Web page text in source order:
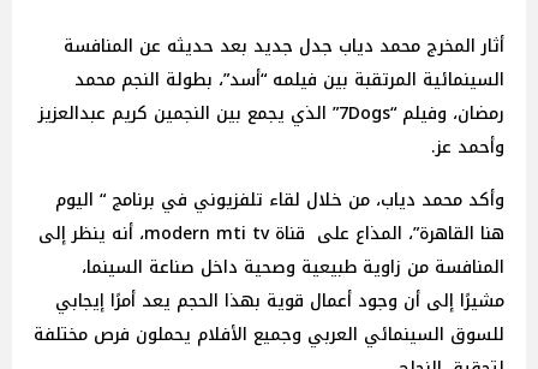
أثار المخرج محمد دياب جدل جديد بعد حديثه عن المنافسة
السينمائية المرتقبة بين فيلمه “أسد”، بطولة النجم محمد
رمضان، وفيلم “7Dogs” الذي يجمع بين النجمين كريم عبدالعزيز
وأحمد عز.
وأكد محمد دياب، من خلال لقاء تلفزيوني في برنامج “ اليوم
هنا القاهرة”، المذاع على قناة modern mti tv، أنه ينظر إلى
المنافسة من زاوية طبيعية وصحية داخل صناعة السينما،
مشيرًا إلى أن وجود أعمال قوية بهذا الحجم يعد أمرًا إيجابي
للسوق السينمائي العربي وجميع الأفلام يحملون فرص مختلفة